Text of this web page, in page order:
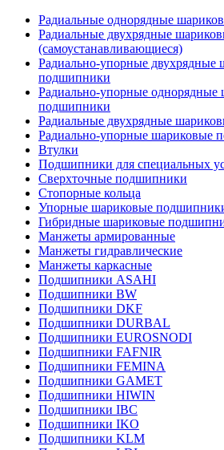
Радиальные однорядные
Радиальные двухрядные
(самоустанавливающиеся)
Радиально-упорные двухрядные
подшипники
Радиально-упорные однорядные
подшипники
Радиальные двухрядные
Радиально-упорные шариковые
Втулки
Подшипники для специальных
Сверхточные подшипники
Стопорные кольца
Упорные шариковые
Гибридные шариковые
Манжеты армированные
Манжеты гидравлические
Манжеты каркасные
Подшипники ASAHI
Подшипники BW
Подшипники DKF
Подшипники DURBAL
Подшипники EUROSNODI
Подшипники FAFNIR
Подшипники FEMINA
Подшипники GAMET
Подшипники HIWIN
Подшипники IBC
Подшипники IKO
Подшипники KLM